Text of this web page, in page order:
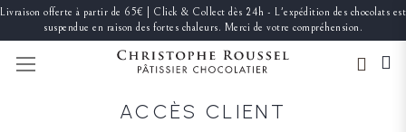
Livraison offerte à partir de 65€ | Click & Collect dès 24h - L'expédition des chocolats est
suspendue en raison des fortes chaleurs. Merci de votre compréhension.
ACCÈS CLIENT